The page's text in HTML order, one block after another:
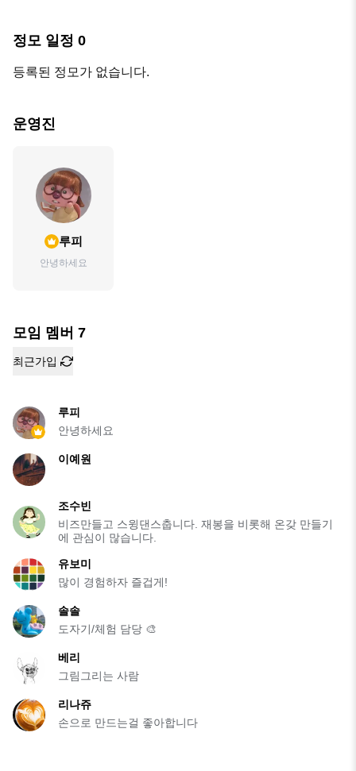
정모 일정 0
등록된 정모가 없습니다.
운영진
루피
안녕하세요
모임 멤버 7
최근가입
루피
안녕하세요
이예원
조수빈
비즈만들고 스윙댄스춥니다. 재봉을 비롯해 온갖 만들기
에 관심이 많습니다.
유보미
많이 경험하자 즐겁게!
솔솔
도자기/체험 담당 🎨
베리
그림그리는 사람
리나쥬
손으로 만드는걸 좋아합니다